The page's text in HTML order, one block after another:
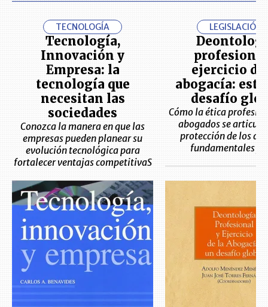
TECNOLOGÍA
Tecnología,
Innovación y
Empresa: la
tecnología que
necesitan las
sociedades
Conozca la manera en que las
empresas pueden planear su
evolución tecnológica para
fortalecer ventajas competitivaS
LEGISLACIÓN
ejercicio de
abogacía: este
desafío
Cómo la ética
abogados se articula
protección de los
fundamentales y